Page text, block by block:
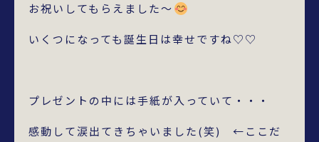
お祝いしてもらえました～
いくつになっても誕生日は幸せですね♡♡
プレゼントの中には手紙が入っていて・・・
感動して涙出てきちゃいました(笑) ←ここだ